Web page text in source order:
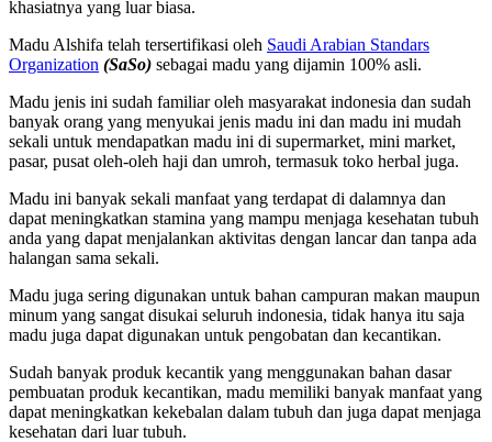
khasiatnya yang luar biasa.
Madu Alshifa telah tersertifikasi oleh Saudi Arabian Standars
Organization (SaSo) sebagai madu yang dijamin 100% asli.
Madu jenis ini sudah familiar oleh masyarakat indonesia dan sudah
banyak orang yang menyukai jenis madu ini dan madu ini mudah
sekali untuk mendapatkan madu ini di supermarket, mini market,
pasar, pusat oleh-oleh haji dan umroh, termasuk toko herbal juga.
Madu ini banyak sekali manfaat yang terdapat di dalamnya dan
dapat meningkatkan stamina yang mampu menjaga kesehatan tubuh
anda yang dapat menjalankan aktivitas dengan lancar dan tanpa ada
halangan sama sekali.
Madu juga sering digunakan untuk bahan campuran makan maupun
minum yang sangat disukai seluruh indonesia, tidak hanya itu saja
madu juga dapat digunakan untuk pengobatan dan kecantikan.
Sudah banyak produk kecantik yang menggunakan bahan dasar
pembuatan produk kecantikan, madu memiliki banyak manfaat yang
dapat meningkatkan kekebalan dalam tubuh dan juga dapat menjaga
kesehatan dari luar tubuh.